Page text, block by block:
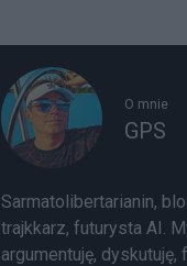
O mnie
GPS
Sarmatolibertarianin,
trajkkarz, futurysta AI.
argumentuję,